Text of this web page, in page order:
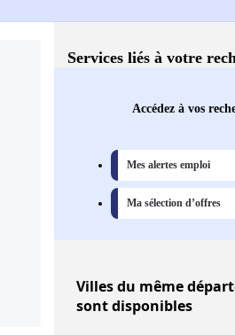
Services liés à votre
Accédez à vos
Mes alertes emploi
Ma sélection d’offres
Villesdu même
sont disponibles